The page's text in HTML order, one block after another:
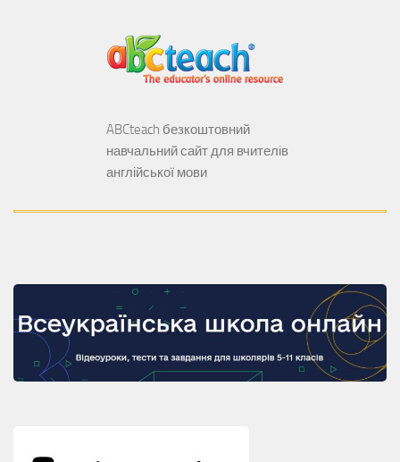
ABCteach безкоштовний
навчальний сайт для вчителів
англійської мови